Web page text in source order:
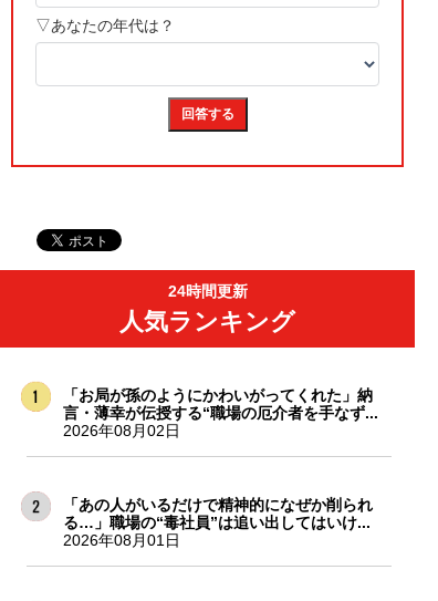
24時間更新
人気ランキング
「お局が孫のようにかわいがってくれた」納
言・薄幸が伝授する“職場の厄介者を手なず...
2026年08月02日
「あの人がいるだけで精神的になぜか削られ
る…」職場の“毒社員”は追い出してはいけ...
2026年08月01日